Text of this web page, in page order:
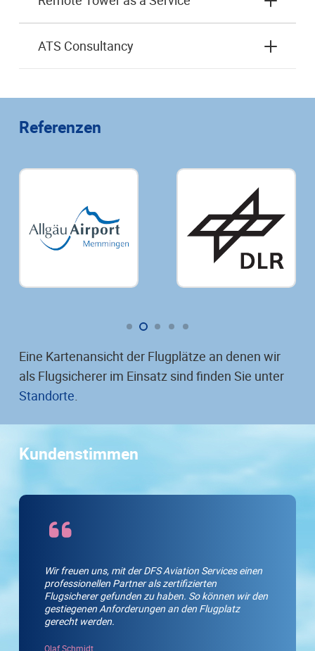
ATS Consultancy
Referenzen
Eine Kartenansicht der Flugplätze an denen wir
als Flugsicherer im Einsatz sind finden Sie unter
Standorte.
Kundenstimmen
Wir freuen uns, mit der DFS Aviation Services einen
professionellen Partner als zertifizierten
Flugsicherer gefunden zu haben. So können wir den
gestiegenen Anforderungen an den Flugplatz
gerecht werden.
Olaf Schmidt